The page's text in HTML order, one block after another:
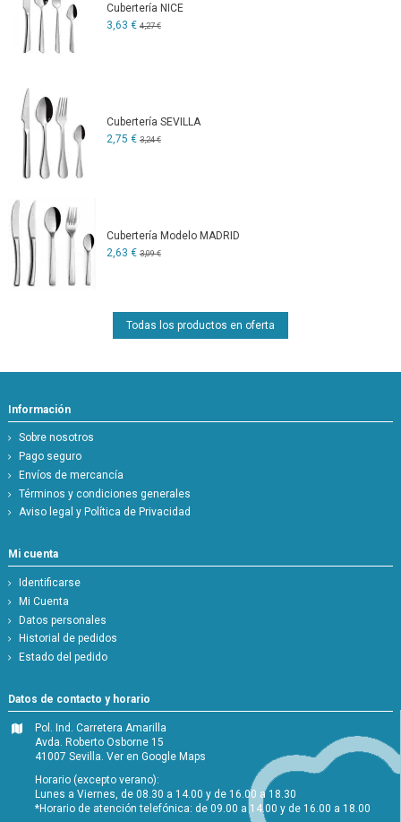
Cubertería NICE
3,63 € 4,27 €
Cubertería SEVILLA
2,75 € 3,24 €
Cubertería Modelo MADRID
2,63 € 3,09 €
Todas los productos en oferta
Información
Sobre nosotros
Pago seguro
Envíos de mercancía
Términos y condiciones generales
Aviso legal y Política de Privacidad
Mi cuenta
Identificarse
Mi Cuenta
Datos personales
Historial de pedidos
Estado del pedido
Datos de contacto y horario
Pol. Ind. Carretera Amarilla
Avda. Roberto Osborne 15
41007 Sevilla.Ver en Google Maps
Horario (excepto verano):
Lunes a Viernes, de 08.30 a 14.00 y de 16.00 a 18.30
*Horario de atención telefónica: de 09.00 a 14.00 y de 16.00 a 18.00